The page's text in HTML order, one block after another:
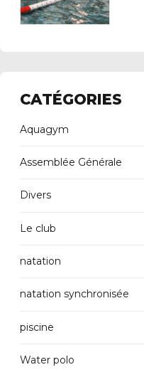
CATÉGORIES
Aquagym
Assemblée Générale
Divers
Le club
natation
natation synchronisée
piscine
Water polo